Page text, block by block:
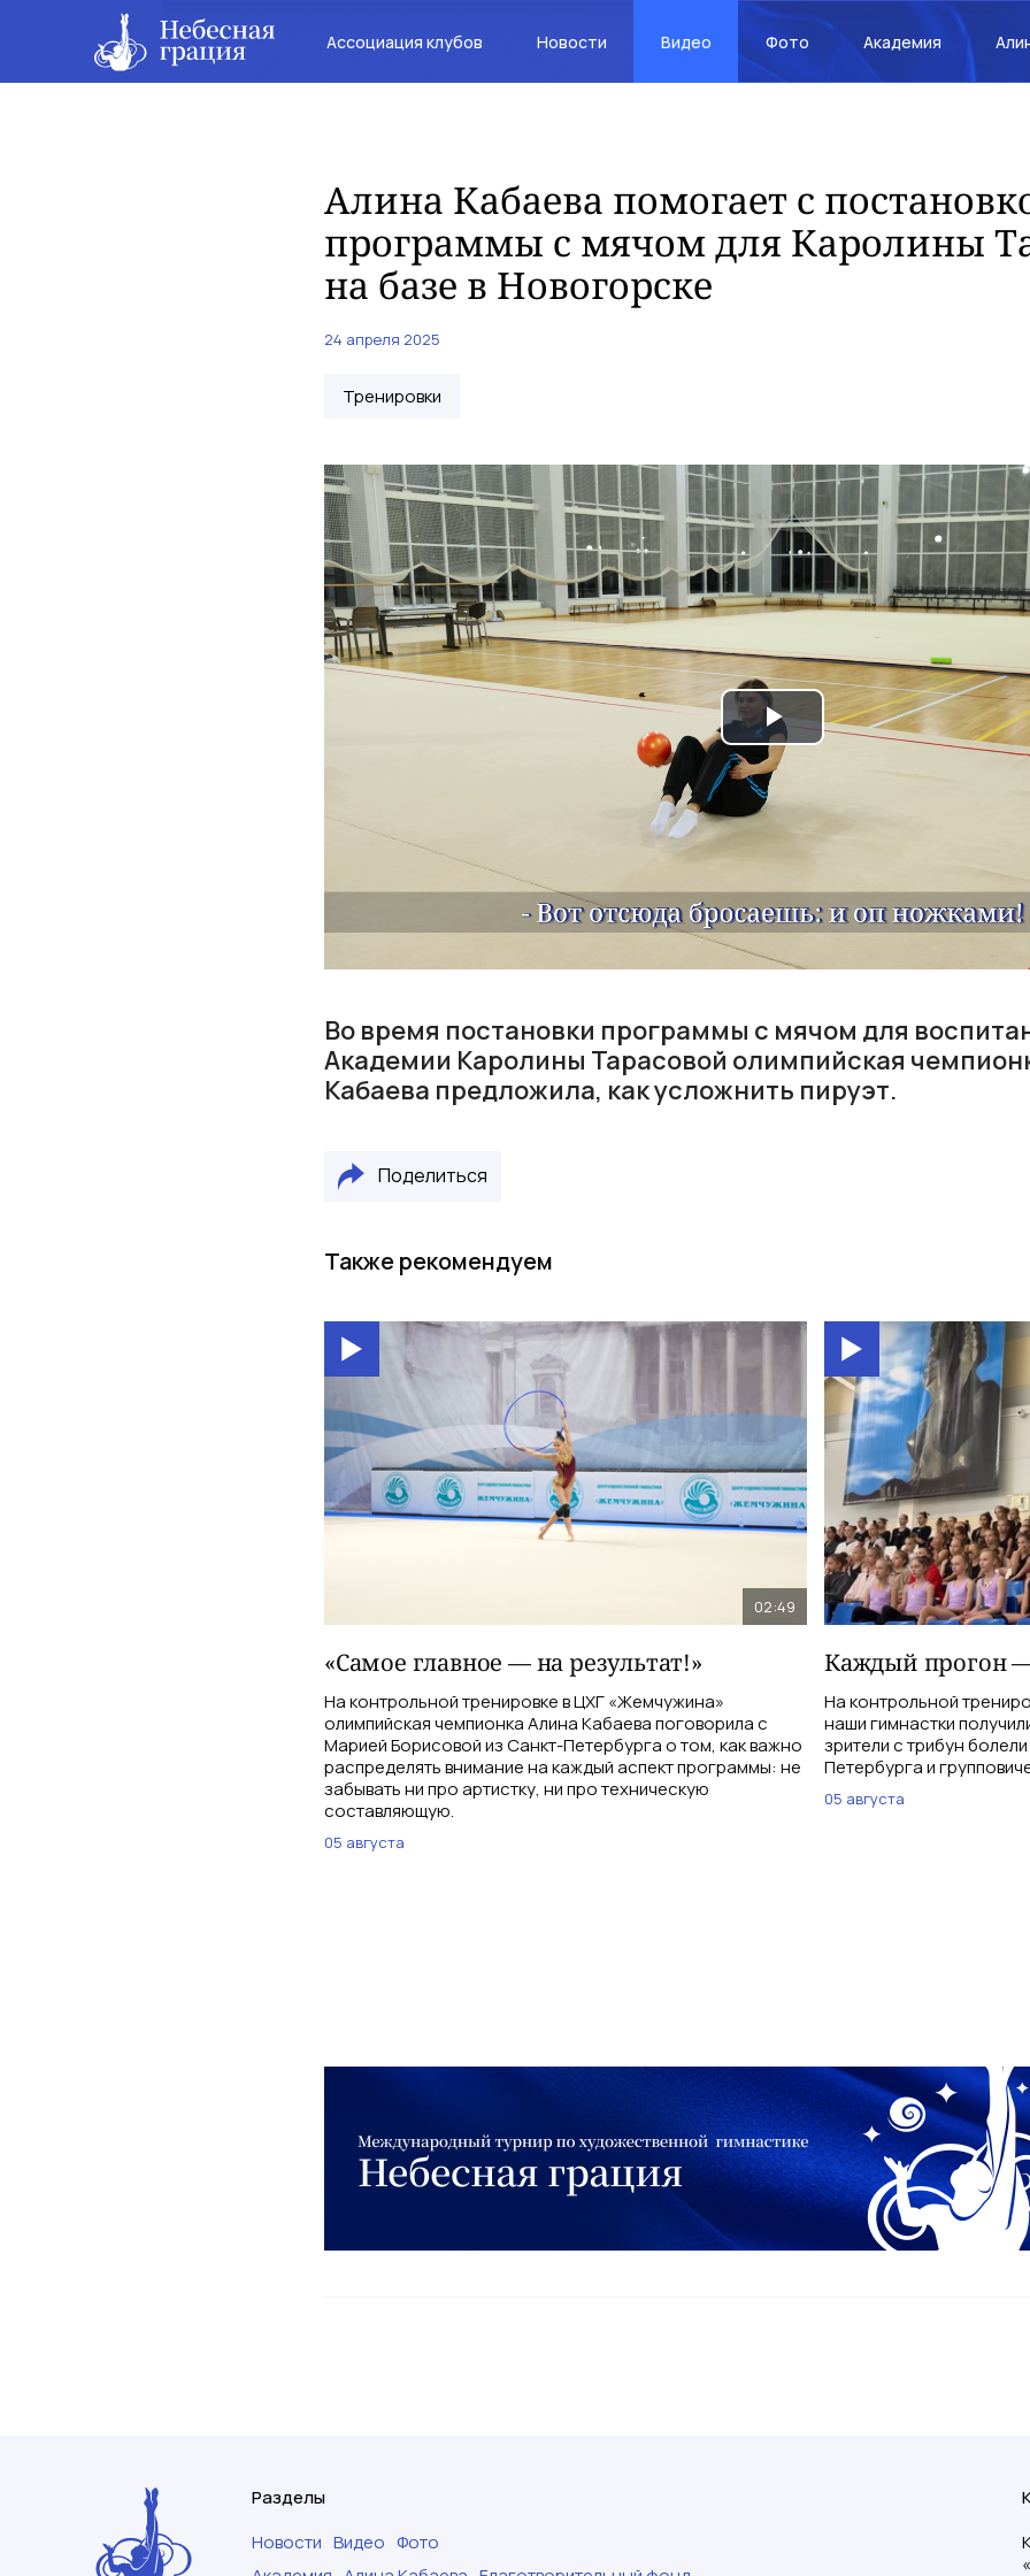
Ассоциация клубов Новости Видео Фото Академия
Алина Кабаева помогает с
программы с мячом для Каролины
на базе в Новогорске
24 апреля 2025
Тренировки
Play
Video
Во время постановки программы с мячом для
Академии Каролины Тарасовой олимпийская
Кабаева предложила, как усложнить пируэт.
Поделиться
Также рекомендуем
02:49
«Самое главное — на результат!»
На контрольной тренировке в ЦХГ «Жемчужина»
олимпийская чемпионка Алина Кабаева поговорила с
Марией Борисовой из Санкт-Петербурга о том, как важно
распределять внимание на каждый аспект программы: не
забывать ни про артистку, ни про техническую
составляющую.
05 августа
Каждый прогон
На контрольной
наши гимнастки
зрители с трибун
Петербурга и
05 августа
Разделы
Новости Видео Фото